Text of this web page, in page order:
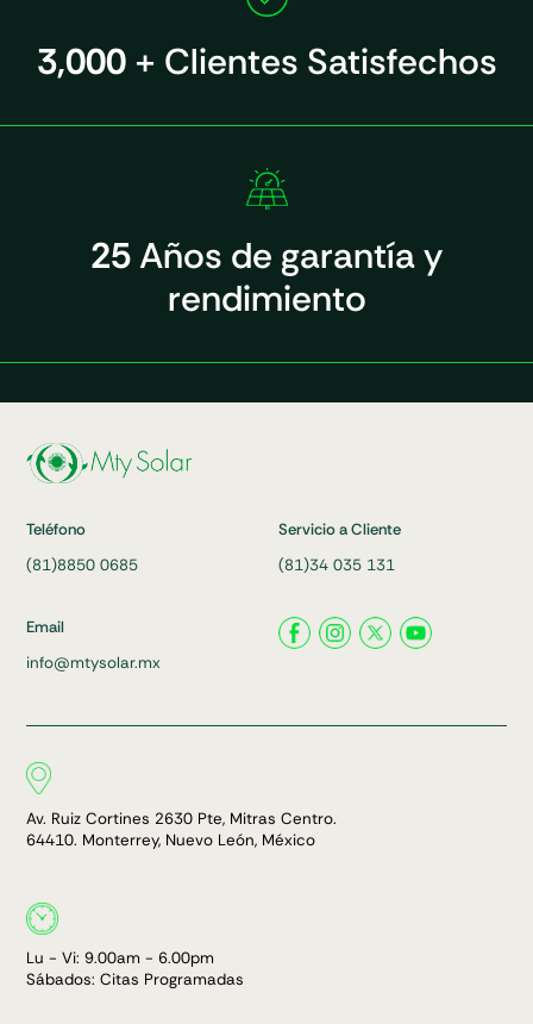
3,000+ Clientes Satisfechos
25 Años de garantía y
rendimiento
Teléfono
(81)8850 0685
Servicio a Cliente
(81)34 035 131
Email
info@mtysolar.mx
Av. Ruiz Cortines 2630 Pte, Mitras Centro.
64410. Monterrey, Nuevo León, México
Lu - Vi: 9.00am - 6.00pm
Sábados: Citas Programadas